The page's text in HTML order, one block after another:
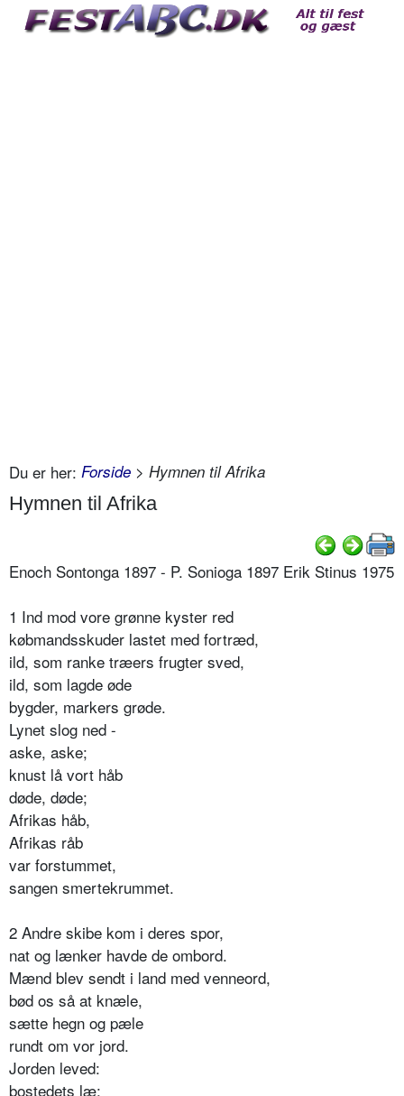
Du er her: Forside > Hymnen til Afrika
Hymnen til Afrika
Enoch Sontonga 1897 - P. Sonioga 1897 Erik Stinus 1975
1 Ind mod vore grønne kyster red
købmandsskuder lastet med fortræd,
ild, som ranke træers frugter sved,
ild, som lagde øde
bygder, markers grøde.
Lynet slog ned -
aske, aske;
knust lå vort håb
­døde, døde;
Afrikas håb,
Afrikas råb
var forstummet,
sangen smertekrummet.
2 Andre skibe kom i deres spor,
nat og lænker havde de ombord.
Mænd blev sendt i land med venneord,
bød os så at knæle,
sætte hegn og pæle
rundt om vor jord.
Jorden leved:
bostedets læ;